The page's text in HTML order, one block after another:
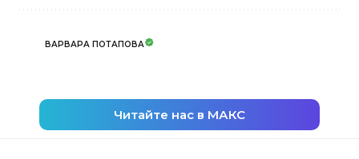
ВАРВАРА ПОТАПОВА
Читайте нас в МАКС